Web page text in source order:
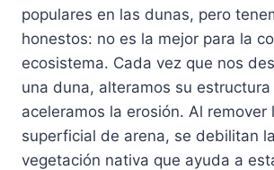
populares en las dunas, pero
honestos: no es la mejor para la
ecosistema. Cada vez que nos
una duna, alteramos su
aceleramos la erosión. Al remover
superficial de arena, se debilitan
vegetación nativa que ayuda a